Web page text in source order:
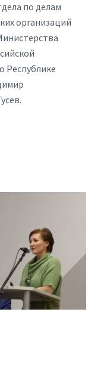
по делам
организаций
Республике